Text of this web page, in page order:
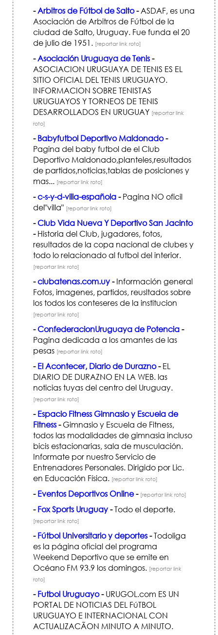
-Arbitros de Fútbol de Salto-ASDAF, es una
Asociación de Arbitros de Fútbol de la
ciudad de Salto, Uruguay. Fue funda el 20
de julio de 1951. [reportar link roto]
-Asociación Uruguaya de Tenis-
ASOCIACION URUGUAYA DE TENIS ES EL
SITIO OFICIAL DEL TENIS URUGUAYO.
INFORMACION SOBRE TENISTAS
URUGUAYOS Y TORNEOS DE TENIS
DESARROLLADOS EN URUGUAY [reportar link
roto]
- Babyfutbol Deportivo Maldonado-
Pagina del baby futbol de el Club
Deportivo Maldonado,planteles,resultados
de partidos,noticias,tablas de posiciones y
mas... [reportar link roto]
-c-s-y-d-villa-española-Pagina NO oficil
del"villa" [reportar link roto]
-Club Vida Nueva Y Deportivo San Jacinto
-Historia del Club, jugadores, fotos,
resultados de la copa nacional de clubes y
todo lo relacionado al futbol del interior.
[reportar link roto]
-clubatenas.com.uy-Información general
Fotos, imagenes, partidos, reusltados sobre
los todos los conteseres de la institucion
[reportar link roto]
-ConfederacionUruguaya de Potencia-
Pagina dedicada a los amantes de las
pesas [reportar link roto]
- El Acontecer, Diario de Durazno-EL
DIARIO DE DURAZNO EN LA WEB. las
noticias tuyas del centro del Uruguay.
[reportar link roto]
- Espacio Fitness Gimnasio y Escuela de
Fitness-Gimnasio y Escuela de Fitness,
todos las modalidades de gimnasia incluso
bicis estacionarias, sala de musculación.
Informate por nuestro Servicio de
Entrenadores Personales. Dirigido por Lic.
en Educación Física. [reportar link roto]
- Eventos Deportivos Online- [reportar link roto]
- Fox Sports Uruguay-Todo el deporte.
[reportar link roto]
- Fútbol Universitario y deportes-Todoliga
es la página oficial del programa
Weekend Deportivo que se emite en
Océano FM 93.9 los domingos. [reportar link
roto]
- Futbol Uruguayo-URUGOL.com ES UN
PORTAL DE NOTICIAS DEL FúTBOL
URUGUAYO E INTERNACIONAL CON
ACTUALIZACÃ­ON MINUTO A MINUTO.